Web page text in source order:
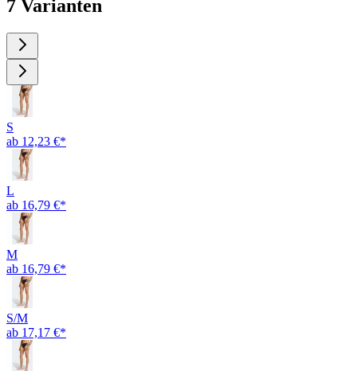
7 Varianten
S
ab 12,23 €*
L
ab 16,79 €*
M
ab 16,79 €*
S/M
ab 17,17 €*